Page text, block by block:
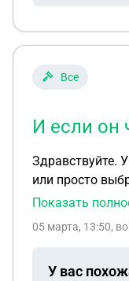
Все
И если он
Здравствуйте.
или просто
продажи
Показать
05 марта, 13:50,
У вас